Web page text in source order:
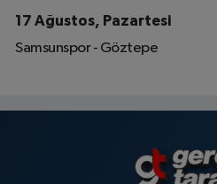
17 Ağustos, Pazartesi
Samsunspor - Göztepe